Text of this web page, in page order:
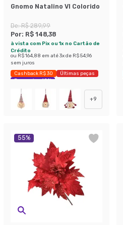
Gnomo Natalino VI Colorido
De:R$ 289,99
Por: R$ 148,38
à vista com Pix ou 1x no Cartão de
Crédito
ou R$ 164,88 em até3x de R$ 54,96
sem juros
Cashback R$ 30
Últimas peças
Economize 48%
+9
55%